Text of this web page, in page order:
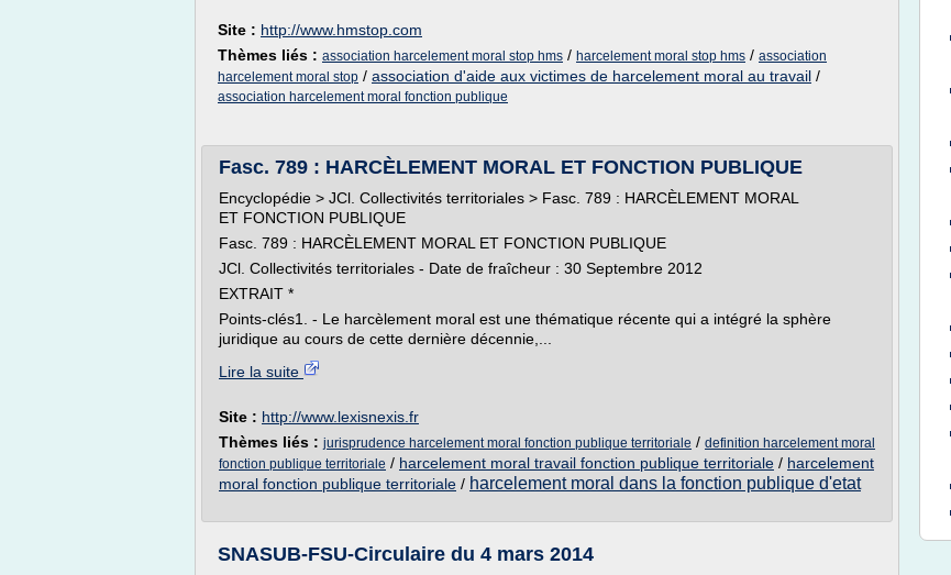
Site : http://www.hmstop.com
Thèmes liés : association harcelement moral stop hms / harcelement moral stop hms / association
harcelement moral stop / association d'aide aux victimes de harcelement moral au travail /
association harcelement moral fonction publique
Fasc. 789 : HARCÈLEMENT MORAL ET FONCTION PUBLIQUE
Encyclopédie > JCl. Collectivités territoriales > Fasc. 789 : HARCÈLEMENT MORAL
ET FONCTION PUBLIQUE
Fasc. 789 : HARCÈLEMENT MORAL ET FONCTION PUBLIQUE
JCl. Collectivités territoriales - Date de fraîcheur : 30 Septembre 2012
EXTRAIT *
Points-clés1. - Le harcèlement moral est une thématique récente qui a intégré la sphère
juridique au cours de cette dernière décennie,...
Lire la suite
Site : http://www.lexisnexis.fr
Thèmes liés : jurisprudence harcelement moral fonction publique territoriale / definition harcelement moral
fonction publique territoriale / harcelement moral travail fonction publique territoriale / harcelement
moral fonction publique territoriale / harcelement moral dans la fonction publique d'etat
SNASUB-FSU-Circulaire du 4 mars 2014